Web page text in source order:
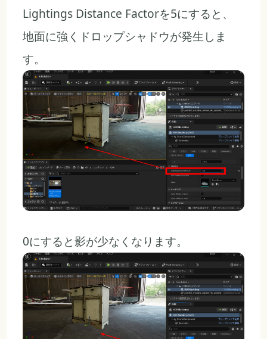
Lightings Distance Factorを5にすると、
地面に強くドロップシャドウが発生しま
す。
0にすると影が少なくなります。